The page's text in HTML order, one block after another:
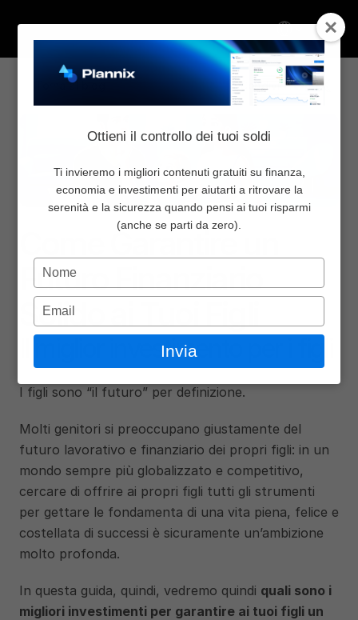
Ottieni il controllo dei tuoi soldi
Ti invieremo i migliori contenuti gratuiti su finanza,
economia e investimenti per aiutarti a ritrovare la
serenità e la sicurezza quando pensi ai tuoi risparmi
(anche se parti da zero).
Digita
il
nome
Digita
l'email
Invia
Select Language
Inizia da qui
Pricing
Contattaci
Accedi
Select Language
Torna al blog Condividi:
5 set 2024
Come Garantire un
Futuro Finanziario
Solido ai Tuoi Figli
Il miglior investimento per i figli
I figli sono “il futuro” per definizione.
Molti genitori si preoccupano giustamente del
futuro lavorativo e finanziario dei propri figli: in un
mondo sempre più globalizzato e competitivo,
cercare di offrire ai propri figli tutti gli strumenti
per gettare le fondamenta di una vita piena, felice e
costellata di successi è sicuramente un’ambizione
molto profonda.
In questa guida, quindi, vedremo quindi quali sono i
migliori investimenti per garantire ai tuoi figli un